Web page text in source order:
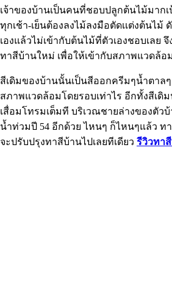
เจ้าของบ้านเป็นคนที่ชอบปลูกต้นไม้มากเ
ทุกเช้า-เย็นต้องลงไม้ลงมือตัดเเต่งต้นไม้
เองแล้วไม่เข้ากับต้นไม้ที่ตัวเองชอบเลย
ทาสีบ้านใหม่ เพื่อให้เข้ากับสภาพแวดล้อ
สีเดิมของบ้านนั้นเป็นสีออกครีมๆน้ำตาลๆ
สภาพแวดล้อมโดยรอบเท่าไร อีกทั้งสีเดิ
เสื่อมโทรมเต็มที บริเวณชายล่างของตัว
น้ำท่วมปี 54 อีกด้วย ไหนๆ ก็ไหนๆแล้ว ทา
จะปรับปรุงทาสีบ้านไปเลยทีเดียว รีวิวทา